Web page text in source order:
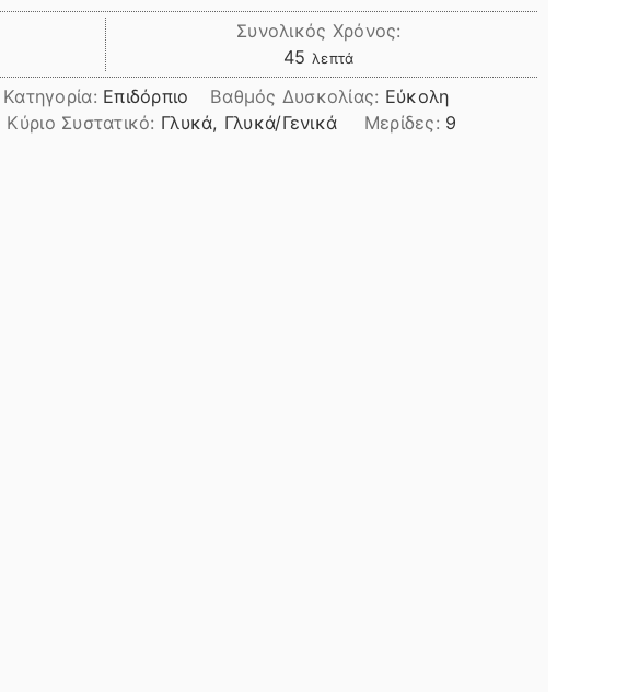
Συνολικός Χρόνος:
45 λεπτά
λεπτά
Κατηγορία: Επιδόρπιο Βαθμός Δυσκολίας: Εύκολη
Kύριο Συστατικό: Γλυκά, Γλυκά/Γενικά Μερίδες: 9